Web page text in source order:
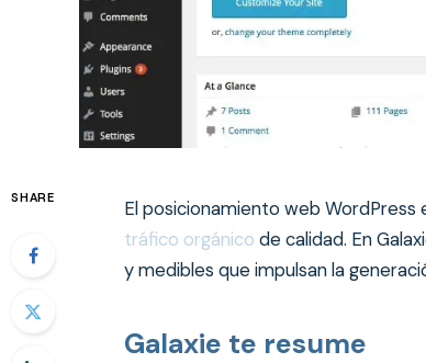
SHARE
El posicionamiento web WordPress
tráfico orgánico de calidad. En
y medibles que impulsan la
Galaxie te resume